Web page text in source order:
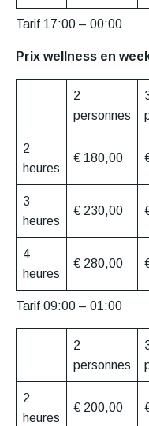
Tarif 17:00 – 00:00
Prix wellness en
2
personnes
2
heures
€ 180,00
3
heures
€ 230,00
4
heures
€ 280,00
Tarif 09:00 – 01:00
2
personnes
2
heures
€ 200,00